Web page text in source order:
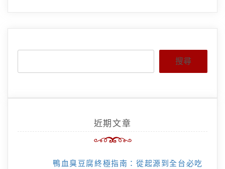
搜尋
近期文章
鴨血臭豆腐終極指南：從起源到全台必吃